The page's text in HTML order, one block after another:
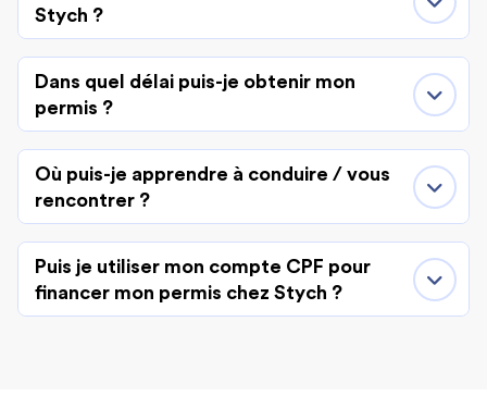
Stych ?
Dans quel délai puis-je obtenir mon
permis ?
Où puis-je apprendre à conduire / vous
rencontrer ?
Puis je utiliser mon compte CPF pour
financer mon permis chez Stych ?